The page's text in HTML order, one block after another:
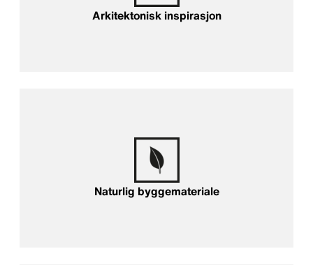
Arkitektonisk inspirasjon
Naturlig byggemateriale